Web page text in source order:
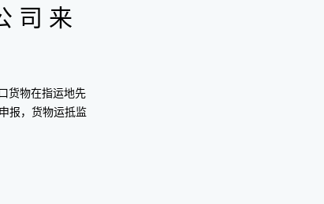
司来
货物在指运地先
报，货物运抵监